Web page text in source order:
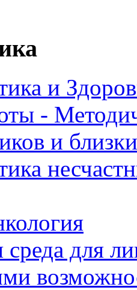
и
-
и
среда для